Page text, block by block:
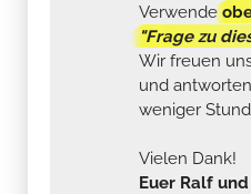
Verwende
"Frage zu
Wir freuen
und
weniger
Vielen Dank!
Euer Ralf